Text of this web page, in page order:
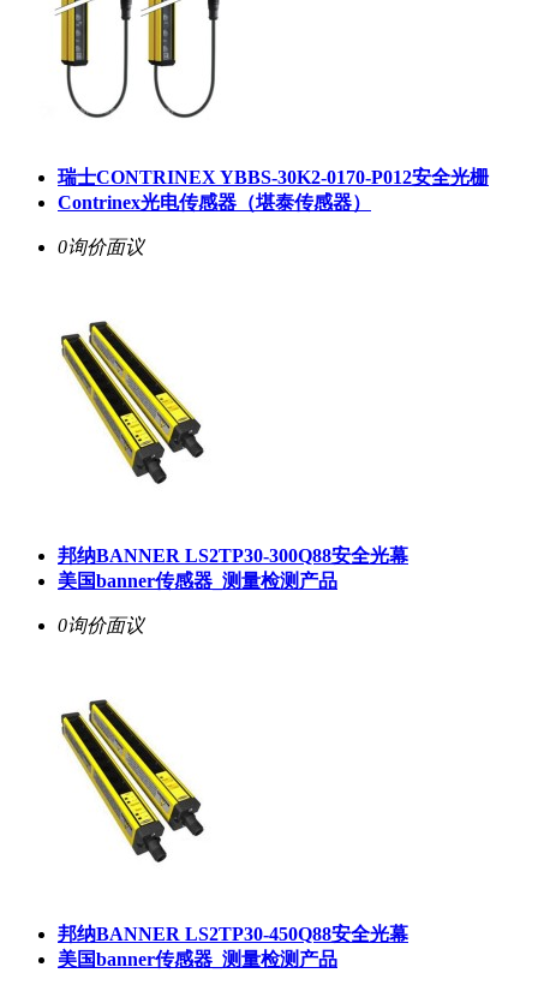
瑞士CONTRINEX YBBS-30K2-0170-P012安全光栅
Contrinex光电传感器（堪泰传感器）
0询价面议
邦纳BANNER LS2TP30-300Q88安全光幕
美国banner传感器_测量检测产品
0询价面议
邦纳BANNER LS2TP30-450Q88安全光幕
美国banner传感器_测量检测产品